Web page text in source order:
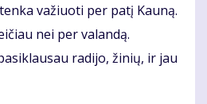
važiuoti per patį Kauną.
nei per valandą.
radijo, žinių, ir jau